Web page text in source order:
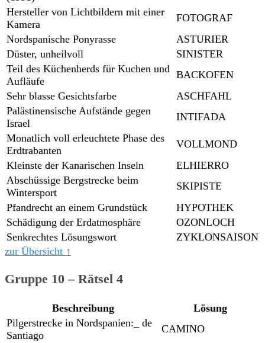
Hersteller von Lichtbildern mit einer
Kamera
FOTOGRAF
Nordspanische Ponyrasse
ASTURIER
Düster, unheilvoll
SINISTER
Teil des Küchenherds für Kuchen und
Aufläufe
BACKOFEN
Sehr blasse Gesichtsfarbe
ASCHFAHL
Palästinensische Aufstände gegen
Israel
INTIFADA
Monatlich voll erleuchtete Phase des
Erdtrabanten
VOLLMOND
Kleinste der Kanarischen Inseln
ELHIERRO
Abschüssige Bergstrecke beim
Wintersport
SKIPISTE
Pfandrecht an einem Grundstück
HYPOTHEK
Schädigung der Erdatmosphäre
OZONLOCH
Senkrechtes Lösungswort
ZYKLONSAISON
zur Übersicht ↑
Gruppe 10 – Rätsel 4
Beschreibung
Lösung
Pilgerstrecke in Nordspanien:_ de
Santiago
CAMINO